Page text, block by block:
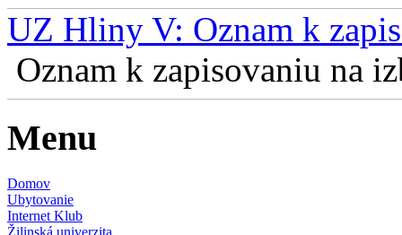
UZ Hliny V: Oznam k
Oznam k zapisovaniu na
Menu
Domov
Ubytovanie
Internet Klub
Žilinská univerzita